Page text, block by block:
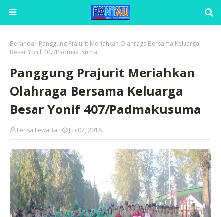
Beranda
Panggung Prajurit Meriahkan Olahraga Bersama Keluarga
Besar Yonif 407/Padmakusuma
Panggung Prajurit Meriahkan
Olahraga Bersama Keluarga
Besar Yonif 407/Padmakusuma
Lensa Pewarta Juli 07, 2018